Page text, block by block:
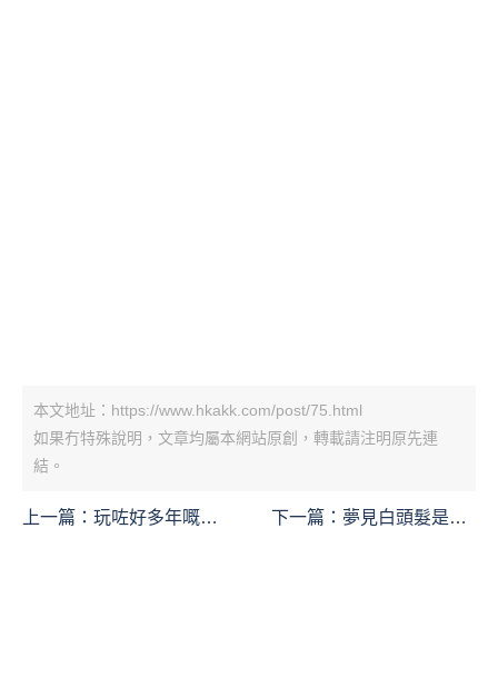
本文地址：https://www.hkakk.com/post/75.html
如果冇特殊說明，文章均屬本網站原創，轉載請注明原先連
結。
上一篇： 玩咗好多年嘅經
下一篇： 夢見白頭髮是什